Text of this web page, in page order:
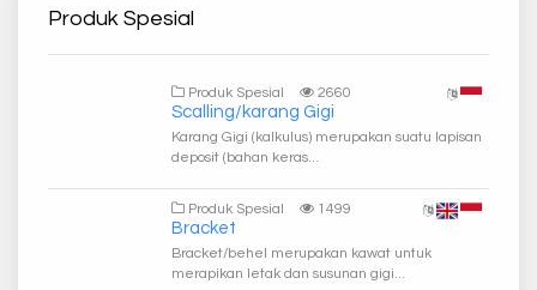
Produk Spesial
Produk Spesial 2660
Scalling/karang Gigi
Karang Gigi (kalkulus) merupakan suatu lapisan
deposit (bahan keras...
Produk Spesial 1499
Bracket
Bracket/behel merupakan kawat untuk
merapikan letak dan susunan gigi...